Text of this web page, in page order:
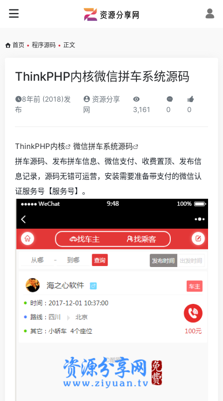
首页 • 程序源码 • 正文
ThinkPHP内核微信拼车系统源码
8年前 (2018)发
布
资源分享
网
3,161 0 0
ThinkPHP内核
微信拼车系统源码
拼车源码、发布拼车信息、微信支付、收费置顶、发布信
息记录，源码无错可运营，安装需要准备带支付的微信认
证服务号【服务号】。